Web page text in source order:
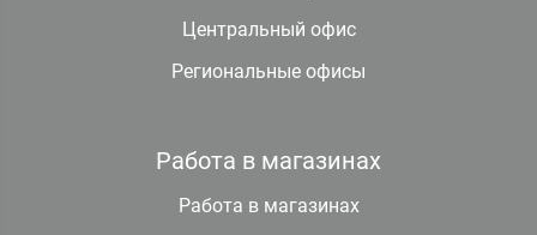
Центральный офис
Региональные офисы
Работа в магазинах
Работа в магазинах